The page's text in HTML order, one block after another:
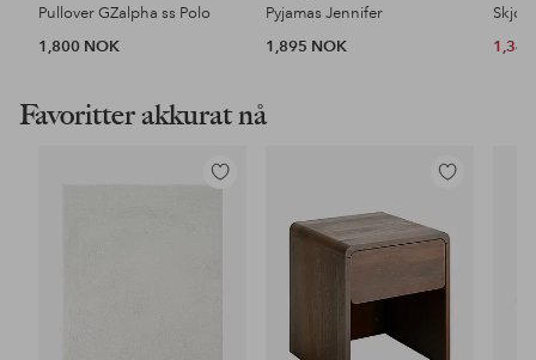
Pullover GZalpha ss Polo
1,800 NOK
Pyjamas Jennifer
1,895 NOK
Favoritter akkurat nå
Legg
Legg
favoritter